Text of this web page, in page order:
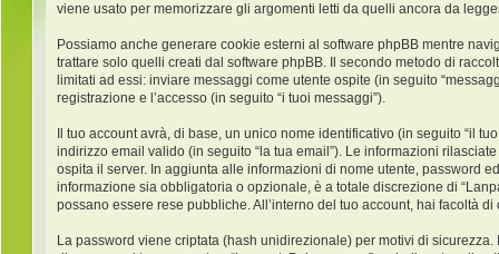
viene usato per memorizzare gli argomenti letti da quelli ancora da
Possiamo anche generare cookie esterni al software phpBB mentre
trattare solo quelli creati dal software phpBB. Il secondo metodo di
limitati ad essi: inviare messaggi come utente ospite (in seguito
registrazione e l’accesso (in seguito “i tuoi messaggi”).
Il tuo account avrà, di base, un unico nome identificativo (in seguito “il
indirizzo email valido (in seguito “la tua email”). Le informazioni
ospita il server. In aggiunta alle informazioni di nome utente, password
informazione sia obbligatoria o opzionale, è a totale discrezione di
possano essere rese pubbliche. All’interno del tuo account, hai facoltà
La password viene criptata (hash unidirezionale) per motivi di